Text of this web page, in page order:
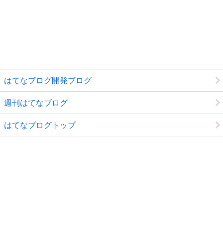
はてなブログ開発ブログ
週刊はてなブログ
はてなブログトップ